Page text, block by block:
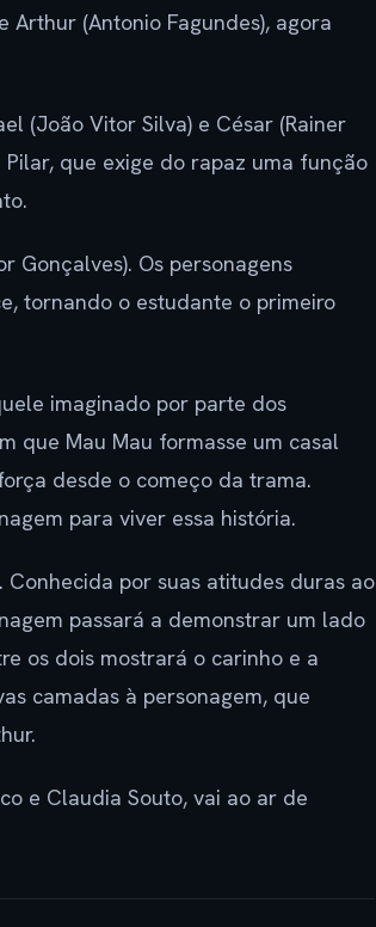
(Antonio Fagundes), agora
(João Vitor Silva) e César (Rainer
que exige do rapaz uma função
Gonçalves). Os personagens
tornando o estudante o primeiro
imaginado por parte dos
que Mau Mau formasse um casal
desde o começo da trama.
para viver essa história.
por suas atitudes duras ao
passará a demonstrar um lado
os dois mostrará o carinho e a
camadas à personagem, que
e Claudia Souto, vai ao ar de